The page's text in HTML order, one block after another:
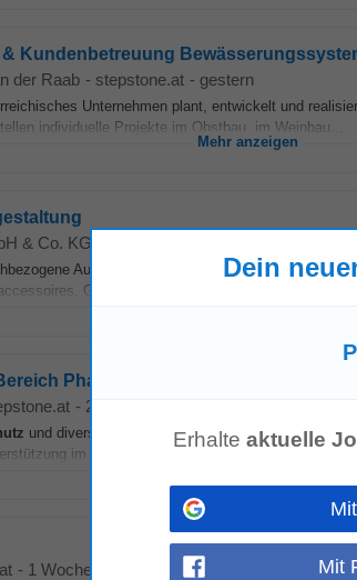
Kundenbetreuung
der Raab - stepstone.at - gestern
Unternehmen plant, entwickelt und
individuelle Projekte im Obstbau, im Weinbau...
Mehr anzeigen
& Co. KG
Ausbildung • Sie überzeugen durch
Gartentechnik,
Pharma im B2B Sales
- 2 Tage alt
und diverse produzierende Industrien, darunter
im Geschäftsbereich Life-Science/Pharma
- 1 Woche alt
Dein
Erhalte aktuelle
Mit